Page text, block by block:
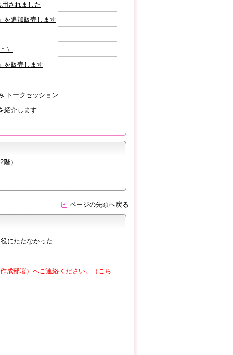
されました
を追加販売します
）
を販売します
トークセッション
紹介します
）
ページの先頭へ戻る
役にたたなかった
成部署）へご連絡ください。（こち